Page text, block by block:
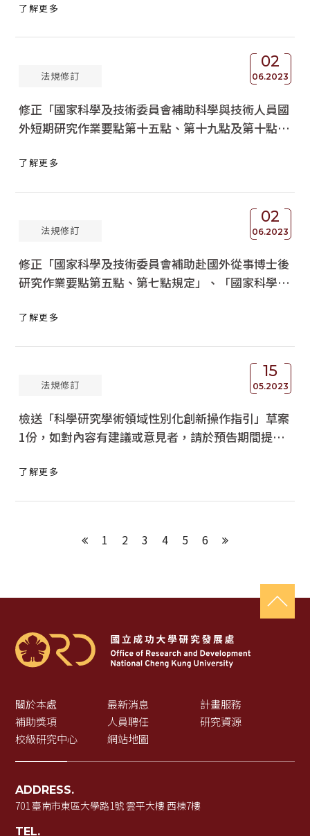
了解更多
02
06.2023
法規修訂
修正「國家科學及技術委員會補助科學與技術人員國
外短期研究作業要點第十五點、第十九點及第十點附
了解更多
02
06.2023
法規修訂
修正「國家科學及技術委員會補助赴國外從事博士後
研究作業要點第五點、第七點規定」、「國家科學及
第六點、第七點規定」及「國家科學及技術委員會補
了解更多
15
05.2023
法規修訂
檢送「科學研究學術領域性別化創新操作指引」草案
1份，如對內容有建議或意見者，請於預告期間提
了解更多
上一頁
1 2 3 4 5 6 下一頁
關於本處 最新消息
計畫服務
補助獎項
人員聘任
研究資源
校級研究中心
網站地圖
ADDRESS.
701 臺南市東區大學路1號 雲平大樓 西棟7樓
TEL.